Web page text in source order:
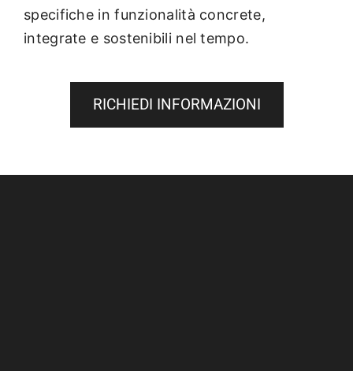
specifiche in funzionalità concrete,
integrate e sostenibili nel tempo.
RICHIEDI INFORMAZIONI